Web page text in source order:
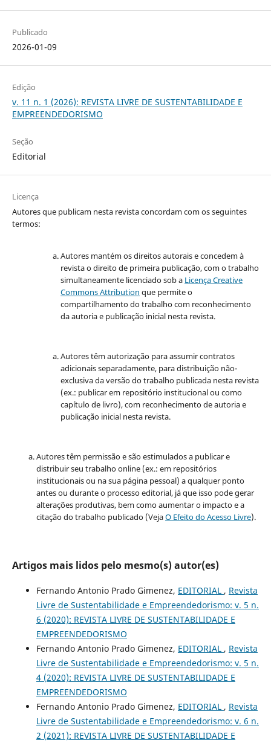
Publicado
2026-01-09
Edição
v. 11 n. 1 (2026): REVISTA LIVRE DE SUSTENTABILIDADE E
EMPREENDEDORISMO
Seção
Editorial
Licença
Autores que publicam nesta revista concordam com os seguintes
termos:
Autores mantém os direitos autorais e concedem à
revista o direito de primeira publicação, com o trabalho
simultaneamente licenciado sob a Licença Creative
Commons Attribution que permite o
compartilhamento do trabalho com reconhecimento
da autoria e publicação inicial nesta revista.
Autores têm autorização para assumir contratos
adicionais separadamente, para distribuição não-
exclusiva da versão do trabalho publicada nesta revista
(ex.: publicar em repositório institucional ou como
capítulo de livro), com reconhecimento de autoria e
publicação inicial nesta revista.
Autores têm permissão e são estimulados a publicar e
distribuir seu trabalho online (ex.: em repositórios
institucionais ou na sua página pessoal) a qualquer ponto
antes ou durante o processo editorial, já que isso pode gerar
alterações produtivas, bem como aumentar o impacto e a
citação do trabalho publicado (VejaO Efeito do Acesso Livre).
Artigos mais lidos pelo mesmo(s) autor(es)
Fernando Antonio Prado Gimenez, EDITORIAL , Revista
Livre de Sustentabilidade e Empreendedorismo: v. 5 n.
6 (2020): REVISTA LIVRE DE SUSTENTABILIDADE E
EMPREENDEDORISMO
Fernando Antonio Prado Gimenez, EDITORIAL , Revista
Livre de Sustentabilidade e Empreendedorismo: v. 5 n.
4 (2020): REVISTA LIVRE DE SUSTENTABILIDADE E
EMPREENDEDORISMO
Fernando Antonio Prado Gimenez, EDITORIAL , Revista
Livre de Sustentabilidade e Empreendedorismo: v. 6 n.
2 (2021): REVISTA LIVRE DE SUSTENTABILIDADE E